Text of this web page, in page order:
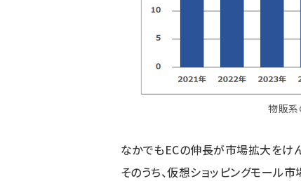
物販系
なかでもECの伸長が市場拡大をけ
そのうち、仮想ショッピングモー